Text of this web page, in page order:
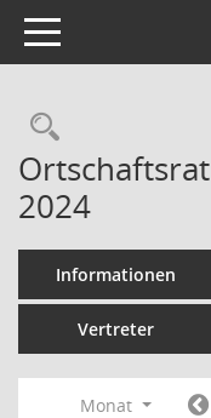
Toggle navigation
2024
Informationen
Vertreter
Monat